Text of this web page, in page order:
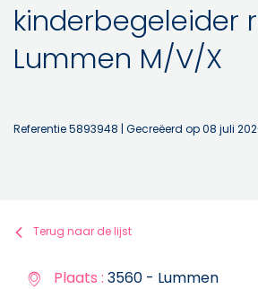
kinderbegeleider
Lummen M/V/X
Referentie 5893948 | Gecreëerd op 08 juli
Terug naar de lijst
Plaats : 3560 - Lummen